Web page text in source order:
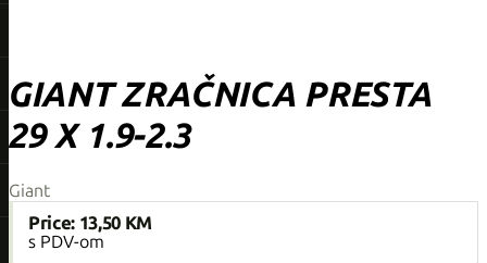
GIANT ZRAČNICA PRESTA
29 X 1.9-2.3
Giant
Price: 13,50 KM
s PDV-om